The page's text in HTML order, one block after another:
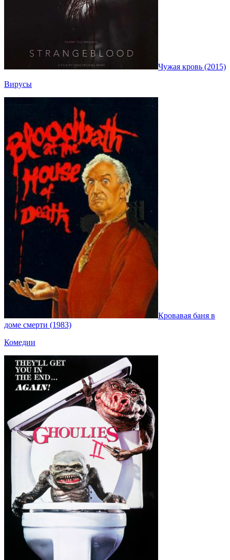
Чужая кровь (2015)
Вирусы
Кровавая баня в
доме смерти (1983)
Комедии